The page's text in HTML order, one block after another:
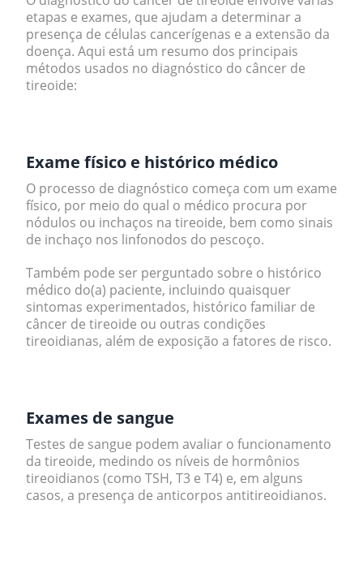
etapas e exames, que ajudam a determinar a
presença de células cancerígenas e a extensão da
doença. Aqui está um resumo dos principais
métodos usados no diagnóstico do câncer de
tireoide:
Exame físico e histórico médico
O processo de diagnóstico começa com um exame
físico, por meio do qual o médico procura por
nódulos ou inchaços na tireoide, bem como sinais
de inchaço nos linfonodos do pescoço.
Também pode ser perguntado sobre o histórico
médico do(a) paciente, incluindo quaisquer
sintomas experimentados, histórico familiar de
câncer de tireoide ou outras condições
tireoidianas, além de exposição a fatores de risco.
Exames de sangue
Testes de sangue podem avaliar o funcionamento
da tireoide, medindo os níveis de hormônios
tireoidianos (como TSH, T3 e T4) e, em alguns
casos, a presença de anticorpos antitireoidianos.